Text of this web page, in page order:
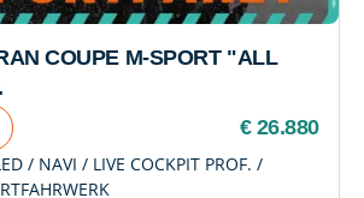
COUPE M-SPORT "ALL
€ 26.880
/ NAVI / LIVE COCKPIT PROF. /